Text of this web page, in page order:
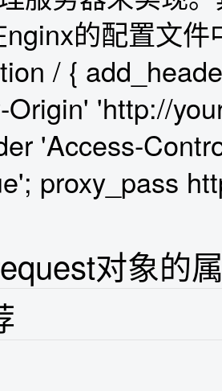
的配置文件
/ {
'http://
'Access-
proxy_pass
对象的